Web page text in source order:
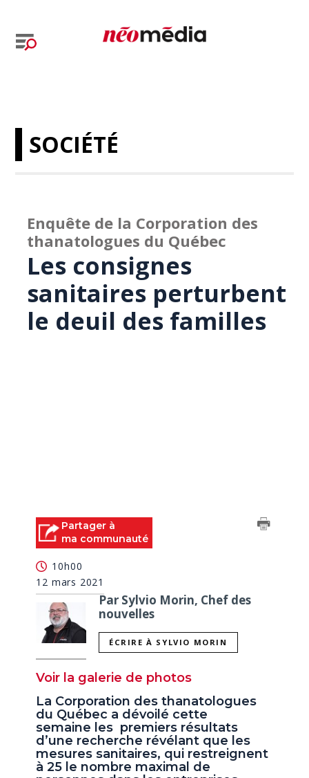
SOCIÉTÉ
Enquête de la Corporation des
thanatologues du Québec
Les consignes
sanitaires perturbent
le deuil des familles
Partager à
ma communauté
10h00
12 mars 2021
Par Sylvio Morin, Chef des
nouvelles
ÉCRIRE À SYLVIO MORIN
Voir la galerie de photos
La Corporation des thanatologues
du Québec a dévoilé cette
semaine les premiers résultats
d’une recherche révélant que les
mesures sanitaires, qui restreignent
à 25 le nombre maximal de